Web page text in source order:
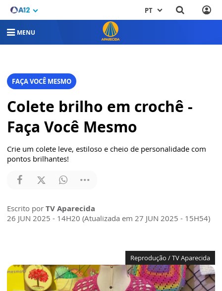
PT
MENU
FAÇA VOCÊ MESMO
Colete brilho em crochê -
Faça Você Mesmo
Crie um colete leve, estiloso e cheio de personalidade com
pontos brilhantes!
Escrito por TV Aparecida
26 JUN 2025 - 14H20 (Atualizada em 27 JUN 2025 - 15H54)
Reprodução / TV Aparecida